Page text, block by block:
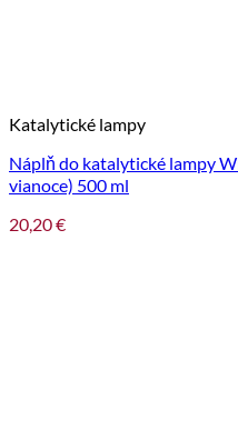
Katalytické lampy
Náplň do katalytické lampy
vianoce) 500 ml
20,20€